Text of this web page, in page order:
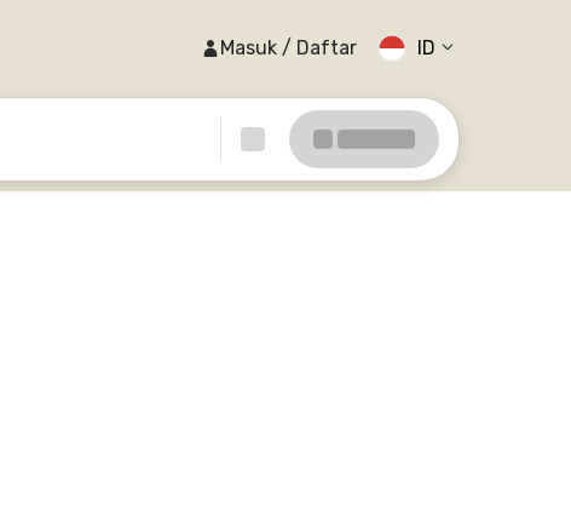
Masuk / Daftar ID